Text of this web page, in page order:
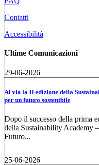
Contatti
Accessibilità
Ultime Comunicazioni
29-06-2026
Al via la II edizione della
per un futuro sostenibile
Dopo il successo della prima
della Sustainability Academy
Futuro...
25-06-2026